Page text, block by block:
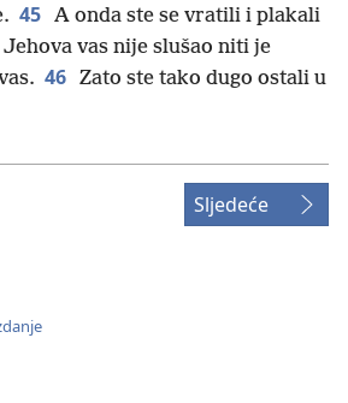
45 A onda ste se vratili i plakali
vas nije slušao niti je
46 Zato ste tako dugo ostali u
Sljedeće